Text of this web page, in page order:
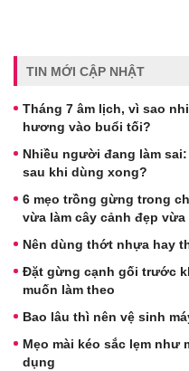
TIN MỚI CẬP NHẬT
Tháng 7 âm lịch, vì sao
hương vào buổi tối?
Nhiều người đang làm
sau khi dùng xong?
6 mẹo trồng gừng trong
vừa làm cây cảnh đẹp vừa
Nên dùng thớt nhựa hay
Đặt gừng cạnh gối trước
muốn làm theo
Bao lâu thì nên vệ sinh
Mẹo mài kéo sắc lẹm như
dụng